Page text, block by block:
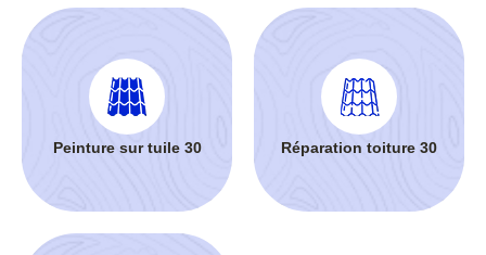
Peinture sur tuile 30 Réparation toiture 30